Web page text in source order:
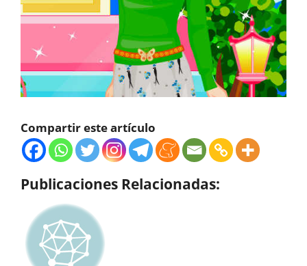
Compartir este artículo
Publicaciones Relacionadas: